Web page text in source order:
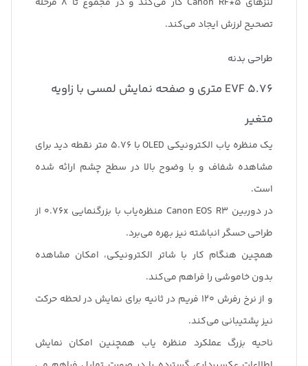
تصحیح لرزش ایجاد می‌کند.
طراحی بدنه
EVF 5.76 متری و صفحه نمایش لمسی با زاویه
متغیر
یک منظره یاب الکترونیکی OLED با 5.76 متر نقطه دید برای
مشاهده شفاف و با وضوح بالا در سطح چشم ارائه شده
است.
در دوربین Canon EOS R3 منظره‌یاب با بزرگنمایی 0.76x از
طراحی حسگر انباشته نیز بهره می‌برد.
همچین هنگام کار با شاتر الکترونیکی، امکان مشاهده
بدون خاموشی را فراهم می‌کند.
و از نرخ رفرش 120 فریم در ثانیه برای نمایش در لحظه حرکت
نیز پشتیبانی می‌کند.
ناحیه بزرگ عملکرد منظره یاب همچنین امکان نمایش